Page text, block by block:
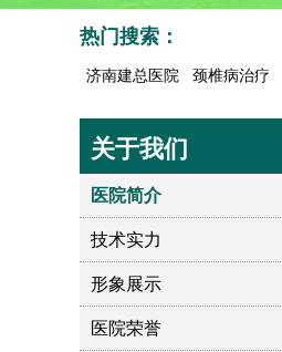
济南建总医院 颈椎病治疗
热门搜索：
关于我们
医院简介
技术实力
形象展示
医院荣誉